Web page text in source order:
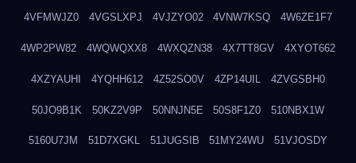
4VFMWJZ0 4VGSLXPJ 4VJZYO02 4VNW7KSQ 4W6ZE1F7
4WP2PW82 4WQWQXX8 4WXQZN38 4X7TT8GV 4XYOT662
4XZYAUHI 4YQHH612 4Z52SO0V 4ZP14UIL 4ZVGSBH0
50JO9B1K 50KZ2V9P 50NNJN5E 50S8F1Z0 510NBX1W
5160U7JM 51D7XGKL 51JUGSIB 51MY24WU 51VJOSDY